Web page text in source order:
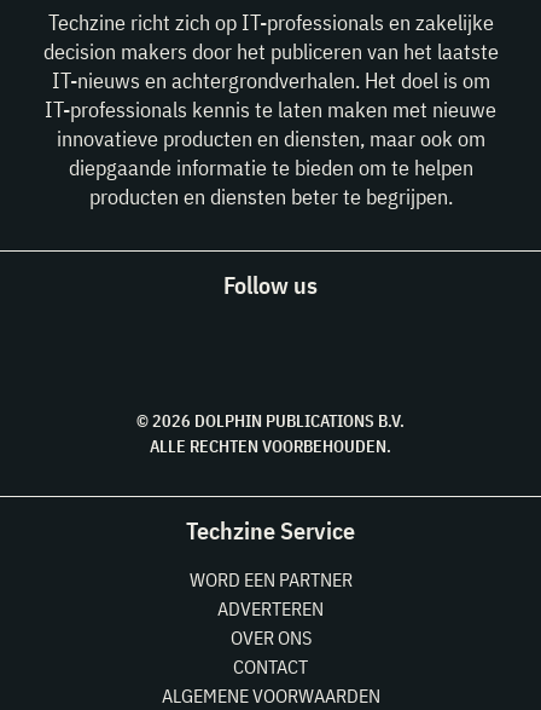
Techzine richt zich op IT-professionals en zakelijke
decision makers door het publiceren van het laatste
IT-nieuws en achtergrondverhalen. Het doel is om
IT-professionals kennis te laten maken met nieuwe
innovatieve producten en diensten, maar ook om
diepgaande informatie te bieden om te helpen
producten en diensten beter te begrijpen.
Follow us
© 2026 DOLPHIN PUBLICATIONS B.V.
ALLE RECHTEN VOORBEHOUDEN.
Techzine Service
WORD EEN PARTNER
ADVERTEREN
OVER ONS
CONTACT
ALGEMENE VOORWAARDEN